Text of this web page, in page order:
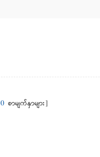
0 စာမျက်နှာများ]